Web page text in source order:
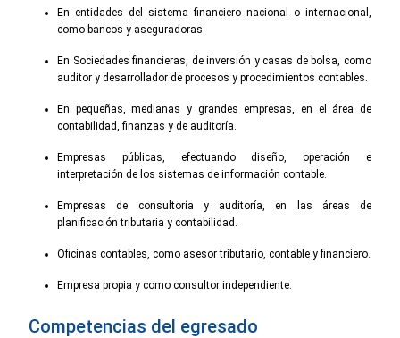
En entidades del sistema financiero nacional o internacional,
como bancos y aseguradoras.
En Sociedades financieras, de inversión y casas de bolsa, como
auditor y desarrollador de procesos y procedimientos contables.
En pequeñas, medianas y grandes empresas, en el área de
contabilidad, finanzas y de auditoría.
Empresas públicas, efectuando diseño, operación e
interpretación de los sistemas de información contable.
Empresas de consultoría y auditoría, en las áreas de
planificación tributaria y contabilidad.
Oficinas contables, como asesor tributario, contable y financiero.
Empresa propia y como consultor independiente.
Competencias del egresado